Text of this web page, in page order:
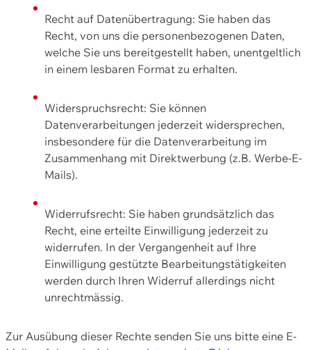
Recht auf Datenübertragung: Sie haben das
Recht, von uns die personenbezogenen Daten,
welche Sie uns bereitgestellt haben, unentgeltlich
in einem lesbaren Format zu erhalten.
Widerspruchsrecht: Sie können
Datenverarbeitungen jederzeit widersprechen,
insbesondere für die Datenverarbeitung im
Zusammenhang mit Direktwerbung (z.B. Werbe-E-
Mails).
Widerrufsrecht: Sie haben grundsätzlich das
Recht, eine erteilte Einwilligung jederzeit zu
widerrufen. In der Vergangenheit auf Ihre
Einwilligung gestützte Bearbeitungstätigkeiten
werden durch Ihren Widerruf allerdings nicht
unrechtmässig.
Zur Ausübung dieser Rechte senden Sie uns bitte eine E-